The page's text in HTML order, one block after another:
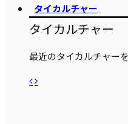
タイカルチャー
タイカルチャー
最近のタイカルチャー